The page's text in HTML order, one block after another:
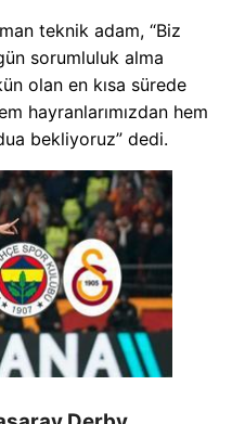
teknik adam, “Biz
sorumluluk alma
olan en kısa sürede
hayranlarımızdan hem
bekliyoruz” dedi.